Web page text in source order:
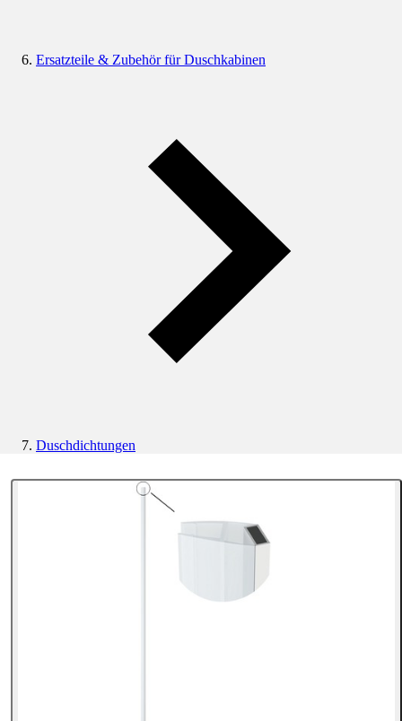
Ersatzteile & Zubehör für Duschkabinen
Duschdichtungen